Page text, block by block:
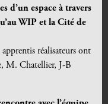
d’un espace à travers
WIP et la Cité de
réalisateurs ont
M. Chatellier, J-B